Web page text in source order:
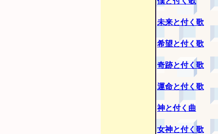
未来と付く歌
希望と付く歌
奇跡と付く歌
運命と付く歌
神と付く曲
女神と付く歌